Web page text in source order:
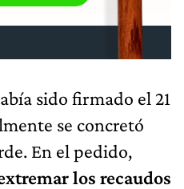
sido firmado el 21
se concretó
En el pedido,
los recaudos